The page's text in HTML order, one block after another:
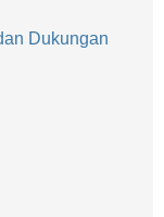
Dukungan